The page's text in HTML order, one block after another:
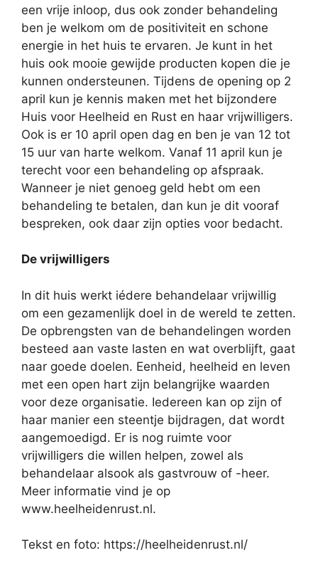
een vrije inloop, dus ook zonder behandeling
ben je welkom om de positiviteit en schone
energie in het huis te ervaren. Je kunt in het
huis ook mooie gewijde producten kopen die je
kunnen ondersteunen. Tijdens de opening op 2
april kun je kennis maken met het bijzondere
Huis voor Heelheid en Rust en haar vrijwilligers.
Ook is er 10 april open dag en ben je van 12 tot
15 uur van harte welkom. Vanaf 11 april kun je
terecht voor een behandeling op afspraak.
Wanneer je niet genoeg geld hebt om een
behandeling te betalen, dan kun je dit vooraf
bespreken, ook daar zijn opties voor bedacht.
De vrijwilligers
In dit huis werkt iédere behandelaar vrijwillig
om een gezamenlijk doel in de wereld te zetten.
De opbrengsten van de behandelingen worden
besteed aan vaste lasten en wat overblijft, gaat
naar goede doelen. Eenheid, heelheid en leven
met een open hart zijn belangrijke waarden
voor deze organisatie. Iedereen kan op zijn of
haar manier een steentje bijdragen, dat wordt
aangemoedigd. Er is nog ruimte voor
vrijwilligers die willen helpen, zowel als
behandelaar alsook als gastvrouw of -heer.
Meer informatie vind je op
www.heelheidenrust.nl.
Tekst en foto: https://heelheidenrust.nl/